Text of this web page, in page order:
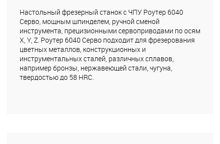
Настольный фрезерный станок с ЧПУ Роутер 6040
Серво, мощным шпинделем, ручной сменой
инструмента, прецизионными сервоприводами по осям
X, Y, Z. Роутер 6040 Серво подходит для фрезерования
цветных металлов, конструкционных и
инструментальных сталей, различных сплавов,
например бронзы, нержавеющей стали, чугуна,
твердостью до 58 HRC.